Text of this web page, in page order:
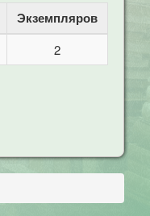
Экземпляров
2